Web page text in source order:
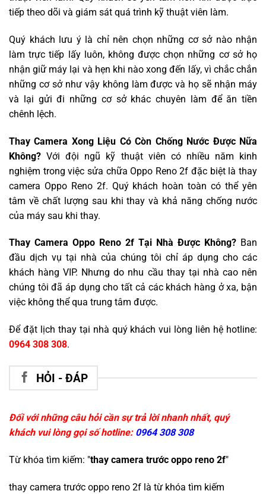
tiếp theo dõi và giám sát quá trình kỹ thuật viên làm.
Quý khách lưu ý là chỉ nên chọn những cơ sở nào nhận
làm trực tiếp lấy luôn, không được chọn những cơ sở họ
nhận giữ máy lại và hẹn khi nào xong đến lấy, vì chắc chắn
những cơ sở như vậy không làm được và họ sẽ nhận máy
và lại gửi đi những cơ sở khác chuyên làm để ăn tiền
chênh lệch.
Thay Camera Xong Liệu Có Còn Chống Nước Được Nữa
Không? Với đội ngũ kỹ thuật viên có nhiều năm kinh
nghiệm trong việc sửa chữa Oppo Reno 2f đặc biệt là thay
camera Oppo Reno 2f. Quý khách hoàn toàn có thể yên
tâm về chất lượng sau khi thay và khả năng chống nước
của máy sau khi thay.
Thay Camera Oppo Reno 2f Tại Nhà Được Không? Ban
đầu dịch vụ tại nhà của chúng tôi chỉ áp dụng cho các
khách hàng VIP. Nhưng do nhu cầu thay tại nhà cao nên
chúng tôi đã áp dụng cho tất cả các khách hàng ở xa, bận
việc không thể qua trung tâm được.
Để đặt lịch thay tại nhà quý khách vui lòng liên hệ hotline:
0964 308 308.
HỎI - ĐÁP
Đối với những câu hỏi cần sự trả lời nhanh nhất, quý
khách vui lòng gọi số hotline: 0964 308 308
Từ khóa tìm kiếm: "thay camera trước oppo reno 2f"
thay camera trước oppo reno 2f là từ khóa tìm kiếm